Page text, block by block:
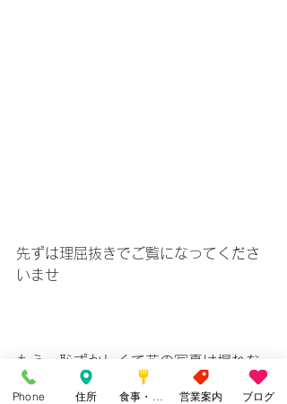
先ずは理屈抜きでご覧になってくださ
いませ
もう、恥ずかしくて花の写真は撮れな
い・・・と思った瞬間でした
Phone 住所 営業案内 ブログ